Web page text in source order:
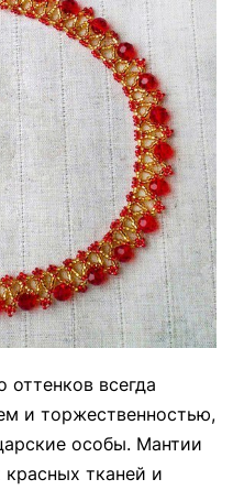
оттенков всегда
и торжественностью,
особы. Мантии
тканей и